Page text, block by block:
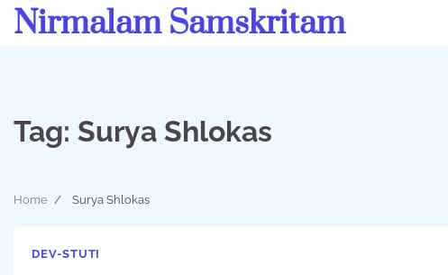
SkipNirmalam Samskritam
Tag: Surya Shlokas
Home Surya Shlokas
DEV-STUTI